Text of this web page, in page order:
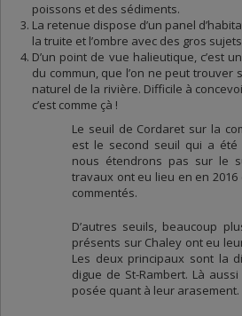
poissons et des sédiments.
La retenue dispose d’un panel
la truite et l’ombre avec des gros
D’un point de vue halieutique, c’est
du commun, que l’on ne peut trouver
naturel de la rivière. Difficile à
c’est comme çà !
Le seuil de Cordaret sur la
est le second seuil qui a été
nous étendrons pas sur le
travaux ont eu lieu en en
commentés.
D’autres seuils, beaucoup
présents sur Chaley ont eu
Les deux principaux sont la
digue de St-Rambert. Là
posée quant à leur arasement.